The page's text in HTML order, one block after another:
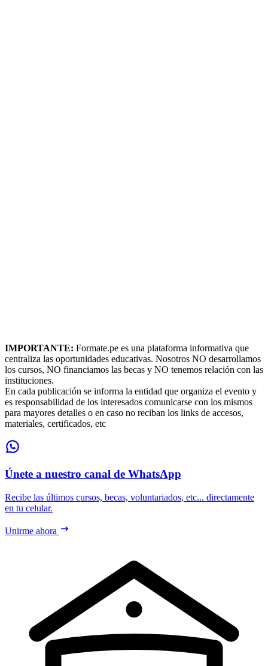
IMPORTANTE: Formate.pe es una plataforma informativa que
centraliza las oportunidades educativas. Nosotros NO desarrollamos
los cursos, NO financiamos las becas y NO tenemos relación con las
instituciones.
En cada publicación se informa la entidad que organiza el evento y
es responsabilidad de los interesados comunicarse con los mismos
para mayores detalles o en caso no reciban los links de accesos,
materiales, certificados, etc
Únete a nuestro canal de WhatsApp
Recibe las últimos cursos, becas, voluntariados, etc... directamente
en tu celular.
Unirme ahora